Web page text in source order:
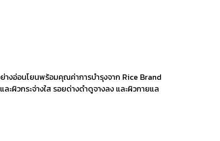
างอ่อนโยนพร้อมคุณค่าการบำรุงจาก Rice Brand
ะผิวกระจ่างใส รอยด่างดำดูจางลง และผิวกายแล